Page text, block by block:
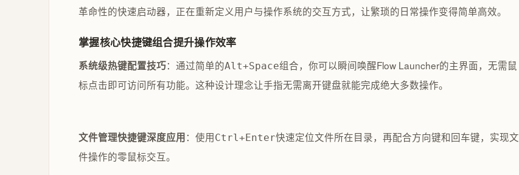
革命性的快速启动器，正在重新定义用户与操作系统的交互方式，让繁琐的日常操作变得简单高效。
掌握核心快捷键组合提升操作效率
系统级热键配置技巧：通过简单的Alt+Space组合，你可以瞬间唤醒Flow Launcher的主界面，无需鼠
标点击即可访问所有功能。这种设计理念让手指无需离开键盘就能完成绝大多数操作。
文件管理快捷键深度应用：使用Ctrl+Enter快速定位文件所在目录，再配合方向键和回车键，实现文
件操作的零鼠标交互。